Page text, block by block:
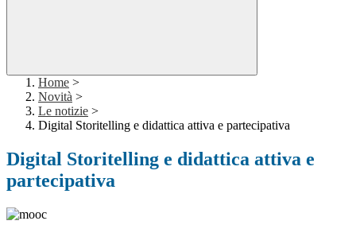
Home >
Novità >
Le notizie >
Digital Storitelling e didattica attiva e partecipativa
Digital Storitelling e didattica attiva e
partecipativa